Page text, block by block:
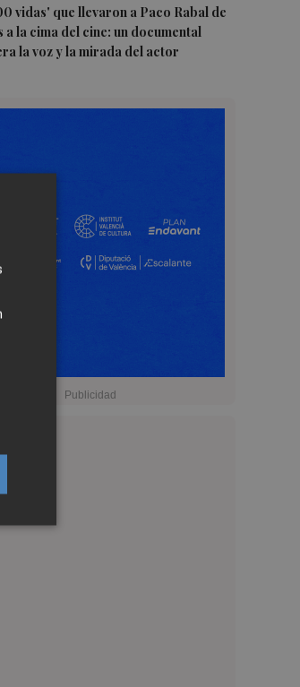
vidas' que llevaron a Paco Rabal de
a la cima del cine: un documental
la voz y la mirada del actor